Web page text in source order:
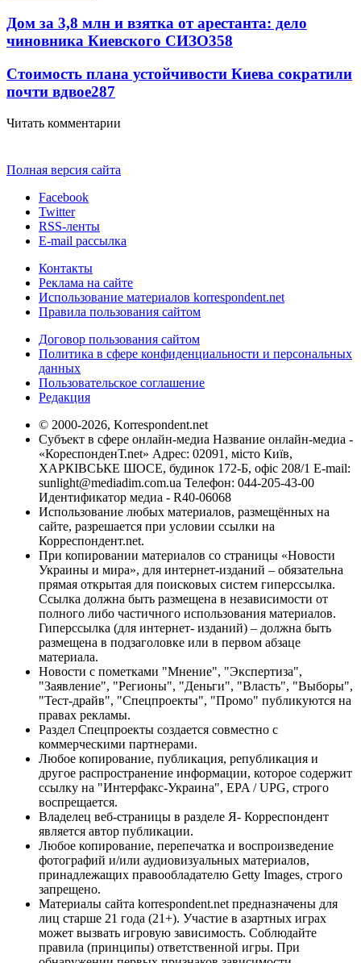
Дом за 3,8 млн и взятка от арестанта: дело
чиновника Киевского СИЗО358
Стоимость плана устойчивости Киева сократили
почти вдвое287
Читать комментарии
Полная версия сайта
Facebook
Twitter
RSS-ленты
E-mail рассылка
Контакты
Реклама на сайте
Использование материалов korrespondent.net
Правила пользования сайтом
Договор пользования сайтом
Политика в сфере конфиденциальности и персональных
данных
Пользовательское соглашение
Редакция
© 2000-2026, Korrespondent.net
Субъект в сфере онлайн-медиа Название онлайн-медиа -
«КореспонденТ.net» Адрес: 02091, місто Київ,
ХАРКІВСЬКЕ ШОСЕ, будинок 172-Б, офіс 208/1 E-mail:
sunlight@mediadim.com.ua Телефон: 044-205-43-00
Идентификатор медиа - R40-06068
Использование любых материалов, размещённых на
сайте, разрешается при условии ссылки на
Корреспондент.net.
При копировании материалов со страницы «Новости
Украины и мира», для интернет-изданий – обязательна
прямая открытая для поисковых систем гиперссылка.
Ссылка должна быть размещена в независимости от
полного либо частичного использования материалов.
Гиперссылка (для интернет- изданий) – должна быть
размещена в подзаголовке или в первом абзаце
материала.
Новости с пометками "Мнение", "Экспертиза",
"Заявление", "Регионы", "Деньги", "Власть", "Выборы",
"Тест-драйв", "Спецпроекты", "Промо" публикуются на
правах рекламы.
Раздел Спецпроекты создается совместно с
коммерческими партнерами.
Любое копирование, публикация, републикация и
другое распространение информации, которое содержит
ссылку на "Интерфакс-Украина", EPA / UPG, строго
воспрещается.
Владелец веб-страницы в разделе Я- Корреспондент
является автор публикации.
Любое копирование, перепечатка и воспроизведение
фотографий и/или аудиовизуальных материалов,
принадлежащих правообладателю Getty Images, строго
запрещено.
Материалы сайта korrespondent.net предназначены для
лиц старше 21 года (21+). Участие в азартных играх
может вызвать игровую зависимость. Соблюдайте
правила (принципы) ответственной игры. При